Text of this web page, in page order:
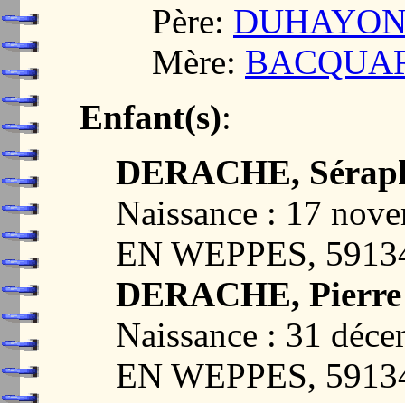
Père:
Mère:
Enfant(s):
DERACHE,
Naissance : 17
EN WEPPES,
DERACHE, Pierre
Naissance : 31
EN WEPPES,